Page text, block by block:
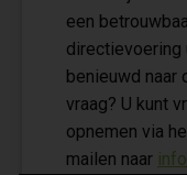
een
directievoering
benieuwd naar
vraag? U kunt
opnemen via
mailen naar